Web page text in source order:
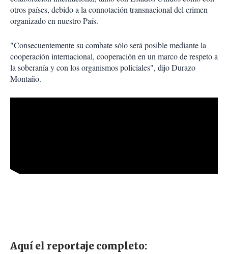
otros países, debido a la connotación transnacional del crimen
organizado en nuestro País.
"Consecuentemente su combate sólo será posible mediante la
cooperación internacional, cooperación en un marco de respeto a
la soberanía y con los organismos policiales", dijo Durazo
Montaño.
Aquí el reportaje completo: